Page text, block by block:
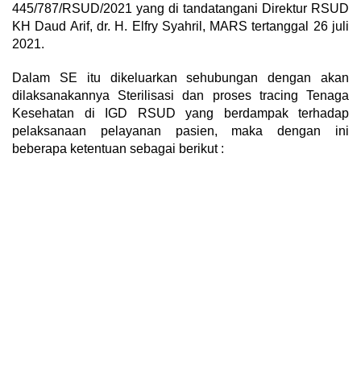
445/787/RSUD/2021 yang di tandatangani Direktur RSUD
KH Daud Arif, dr. H. Elfry Syahril, MARS tertanggal 26 juli
2021.
Dalam SE itu dikeluarkan sehubungan dengan akan
dilaksanakannya Sterilisasi dan proses tracing Tenaga
Kesehatan di IGD RSUD yang berdampak terhadap
pelaksanaan pelayanan pasien, maka dengan ini
beberapa ketentuan sebagai berikut :